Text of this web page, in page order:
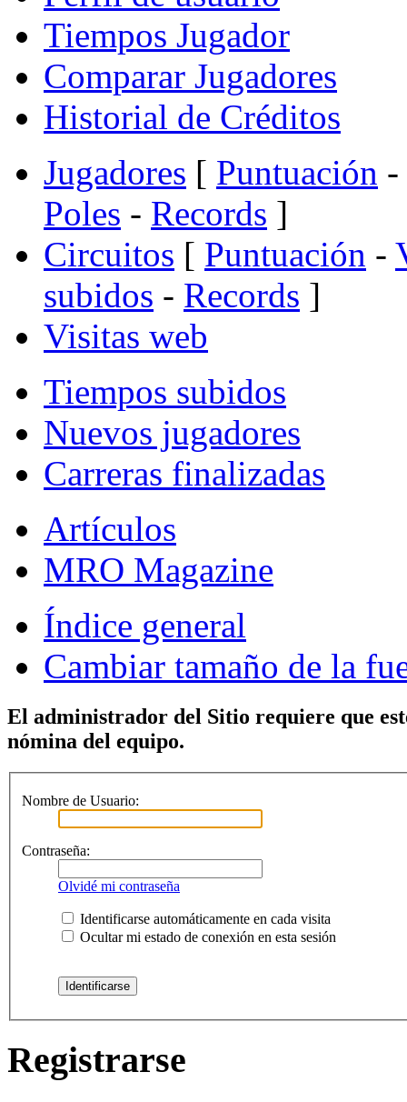
Tiempos Jugador
Comparar Jugadores
Historial de Créditos
Jugadores [ Puntuación -
Poles - Records ]
Circuitos [ Puntuación -
subidos - Records ]
Visitas web
Tiempos subidos
Nuevos jugadores
Carreras finalizadas
Artículos
MRO Magazine
Índice general
Cambiar tamaño de la
El administrador del Sitio requiere que
nómina del equipo.
Nombre de Usuario:
Contraseña:
Olvidé mi contraseña
Identificarse automáticamente en cada visita
Ocultar mi estado de conexión en esta sesión
Registrarse